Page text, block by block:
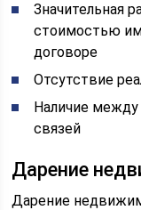
Значительная
стоимостью
договоре
Отсутствие
Наличие между
связей
Дарение
Дарение